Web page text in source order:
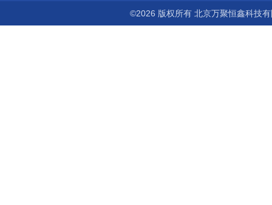
©2026 版权所有 北京万聚恒鑫科技